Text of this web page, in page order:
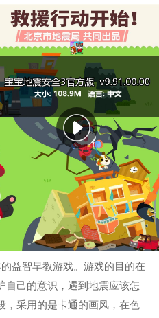
益智早教游戏。游戏的目的在
自己的意识，遇到地震应该怎
，采用的是卡通的画风，在色